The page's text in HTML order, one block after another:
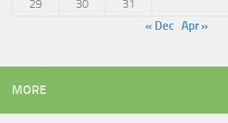
29
30
31
« Dec Apr »
MORE